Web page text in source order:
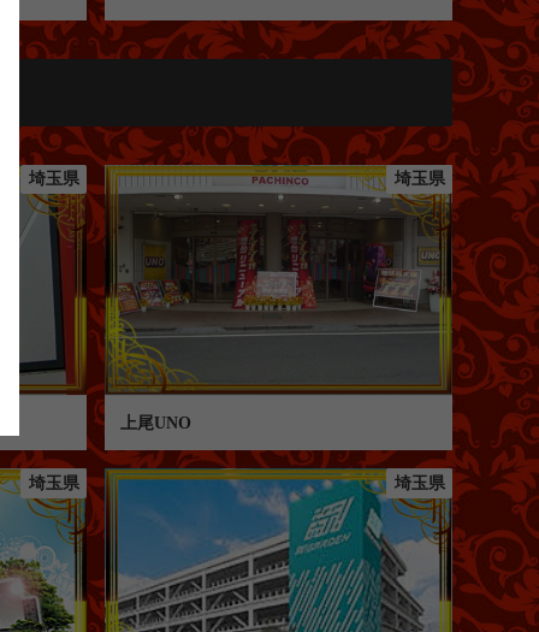
埼玉県 埼玉県
上尾UNO
埼玉県 埼玉県